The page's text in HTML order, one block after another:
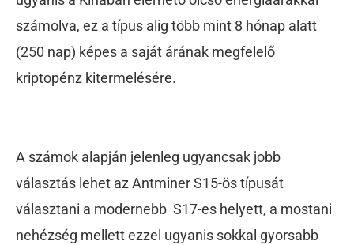
számolva, ez a típus alig több mint 8 hónap alatt
(250 nap) képes a saját árának megfelelő
kriptopénz kitermelésére.
A számok alapján jelenleg ugyancsak jobb
választás lehet az Antminer S15-ös típusát
választani a modernebb S17-es helyett, a mostani
nehézség mellett ezzel ugyanis sokkal gyorsabb